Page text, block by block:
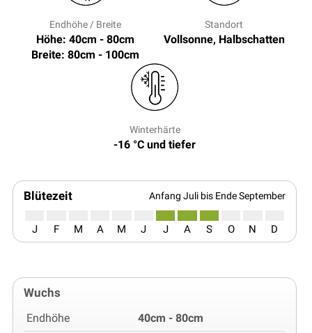
Endhöhe / Breite
Höhe: 40cm - 80cm
Breite: 80cm - 100cm
Standort
Vollsonne, Halbschatten
Winterhärte
-16 °C und tiefer
Blütezeit Anfang Juli bis Ende September
J F M A M J J A S O N D
Wuchs
Endhöhe 40cm - 80cm